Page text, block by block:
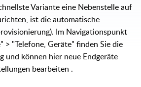
Variante eine Nebenstelle auf
ist die automatische
Im Navigationspunkt
> "Telefone, Geräte" finden Sie die
und können hier neue Endgeräte
bearbeiten .